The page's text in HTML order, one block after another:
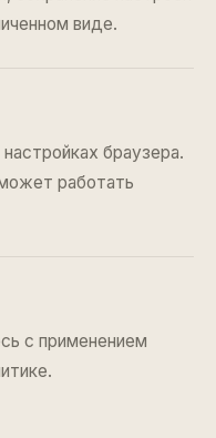
виде.
браузера.
работать
с применением